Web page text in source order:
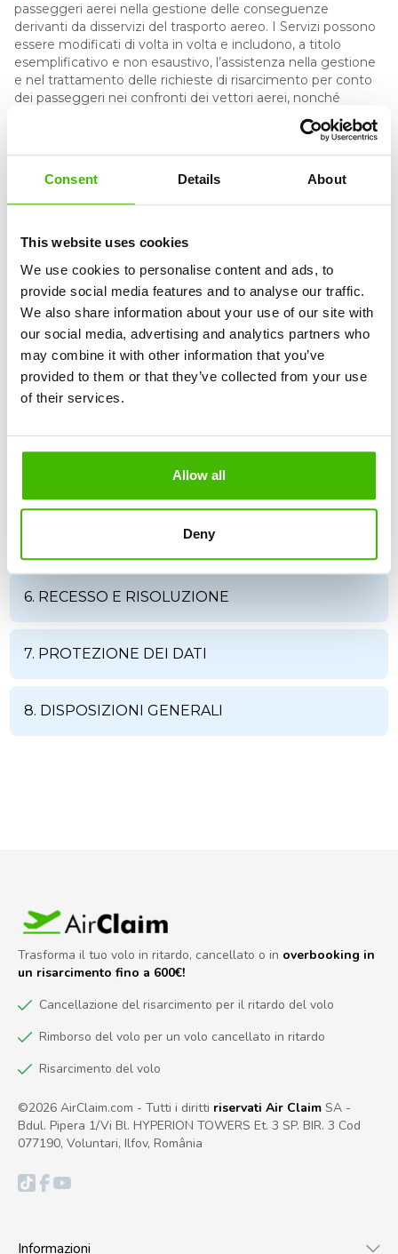
Consent Details About
This website uses cookies
We use cookies to personalise content and ads, to
provide social media features and to analyse our traffic.
We also share information about your use of our site with
our social media, advertising and analytics partners who
may combine it with other information that you’ve
provided to them or that they’ve collected from your use
of their services.
Allow all
Deny
passeggeri aerei nella gestione delle conseguenze
derivanti da disservizi del trasporto aereo. I Servizi possono
essere modificati di volta in volta e includono, a titolo
esemplificativo e non esaustivo, l’assistenza nella gestione
e nel trattamento delle richieste di risarcimento per conto
dei passeggeri nei confronti dei vettori aerei, nonché
l’esercizio e l’applicazione dei diritti dei passeggeri aerei (ivi
incluso, senza limitazioni, il perseguimento delle
compensazioni pecuniarie) derivanti da voli ritardati o
Air Claim SA non è uno studio legale, non agisce in
qualità di avvocato per conto del Cliente e non fornisce
prestazione dei Servizi e in conformità ai presenti Termini e
avvocati e/o studi legali al fine di intraprendere azioni legali
o altre misure necessarie.
2. DEFINIZIONI
3. SERVIZIO DI AMMISSIBILITÀ E SERVIZIO
4. SERVIZIO DI COMPENSAZIONE
5. ONORARI E PAGAMENTI
6. RECESSO E RISOLUZIONE
7. PROTEZIONE DEI DATI
8. DISPOSIZIONI GENERALI
Trasforma il tuo volo in ritardo, cancellato o in overbooking in
un risarcimento fino a 600€!
Cancellazione del risarcimento per il ritardo del volo
Rimborso del volo per un volo cancellato in ritardo
Risarcimento del volo
©2026 AirClaim.com - Tutti i diritti riservati Air Claim SA -
Bdul. Pipera 1/Vi Bl. HYPERION TOWERS Et. 3 SP. BIR. 3 Cod
077190, Voluntari, Ilfov, România
Informazioni